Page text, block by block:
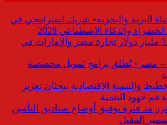
البرية والبحرية» شريك استراتيجي في
والذكاء الاصطناعي 2026
وزير الاستثمار: 9.68 مليار دولار تجارة مصر والإمارات في
– مصر» يُطلق برامج تمويل مخصصة
والتنمية الاقتصادية يبحثان تعزيز
جهود التنمية
مد فترة توفيق أوضاع صناديق التأمين